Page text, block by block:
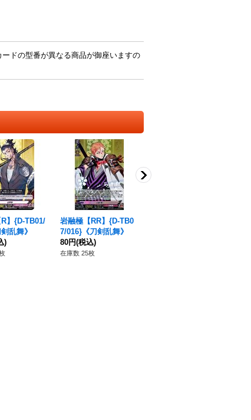
ドの型番が異なる商品が御座いますの
】{D-TB01/
乱舞》
)
岩融極【RR】{D-TB0
7/016}《刀剣乱舞》
80円(税込)
在庫数 25枚